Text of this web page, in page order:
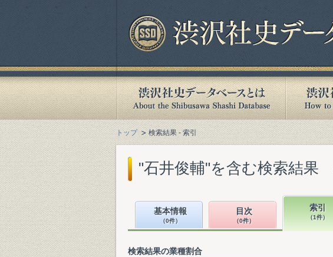
トップ 検索結果 - 索引
"石井俊輔"を含む検索結果
基本情報
（0件）
目次
（0件）
索引
（1件）
検索結果の業種割合